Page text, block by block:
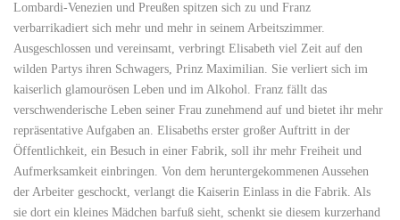
Lombardi-Venezien und Preußen spitzen sich zu und Franz
verbarrikadiert sich mehr und mehr in seinem Arbeitszimmer.
Ausgeschlossen und vereinsamt, verbringt Elisabeth viel Zeit auf den
wilden Partys ihren Schwagers, Prinz Maximilian. Sie verliert sich im
kaiserlich glamourösen Leben und im Alkohol. Franz fällt das
verschwenderische Leben seiner Frau zunehmend auf und bietet ihr mehr
repräsentative Aufgaben an. Elisabeths erster großer Auftritt in der
Öffentlichkeit, ein Besuch in einer Fabrik, soll ihr mehr Freiheit und
Aufmerksamkeit einbringen. Von dem heruntergekommenen Aussehen
der Arbeiter geschockt, verlangt die Kaiserin Einlass in die Fabrik. Als
sie dort ein kleines Mädchen barfuß sieht, schenkt sie diesem kurzerhand